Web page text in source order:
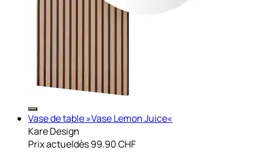
Vase de table »Vase Lemon Juice«
Kare Design
Prix actueldès99.90 CHF